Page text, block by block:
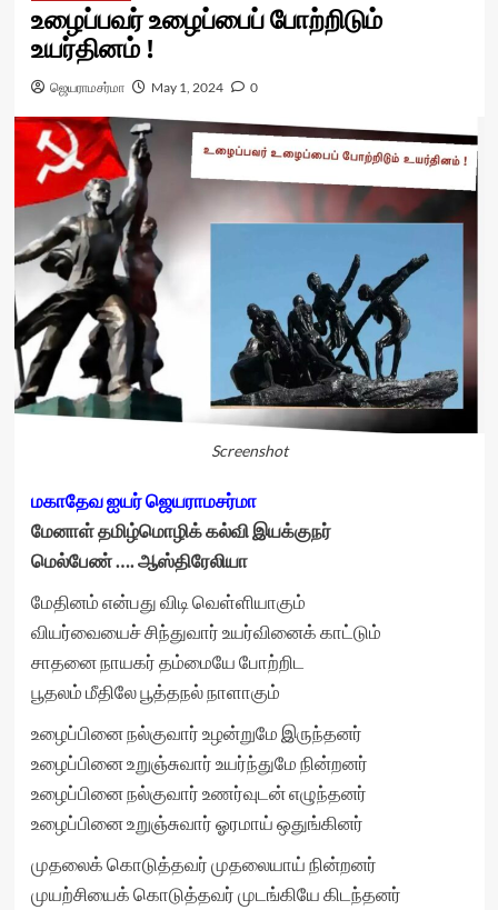
உழைப்பவர் உழைப்பைப் போற்றிடும்
உயர்தினம் !
ஜெயராமசர்மா May 1, 2024 0
Screenshot
மகாதேவ ஐயர் ஜெயராமசர்மா
மேனாள் தமிழ்மொழிக் கல்வி இயக்குநர்
மெல்பேண் …. ஆஸ்திரேலியா
மேதினம் என்பது விடி வெள்ளியாகும்
வியர்வையைச் சிந்துவார் உயர்வினைக் காட்டும்
சாதனை நாயகர் தம்மையே போற்றிட
பூதலம் மீதிலே பூத்தநல் நாளாகும்
உழைப்பினை நல்குவார் உழன்றுமே இருந்தனர்
உழைப்பினை உறுஞ்சுவார் உயர்ந்துமே நின்றனர்
உழைப்பினை நல்குவார் உணர்வுடன் எழுந்தனர்
உழைப்பினை உறுஞ்சுவார் ஓரமாய் ஒதுங்கினர்
முதலைக் கொடுத்தவர் முதலையாய் நின்றனர்
முயற்சியைக் கொடுத்தவர் முடங்கியே கிடந்தனர்